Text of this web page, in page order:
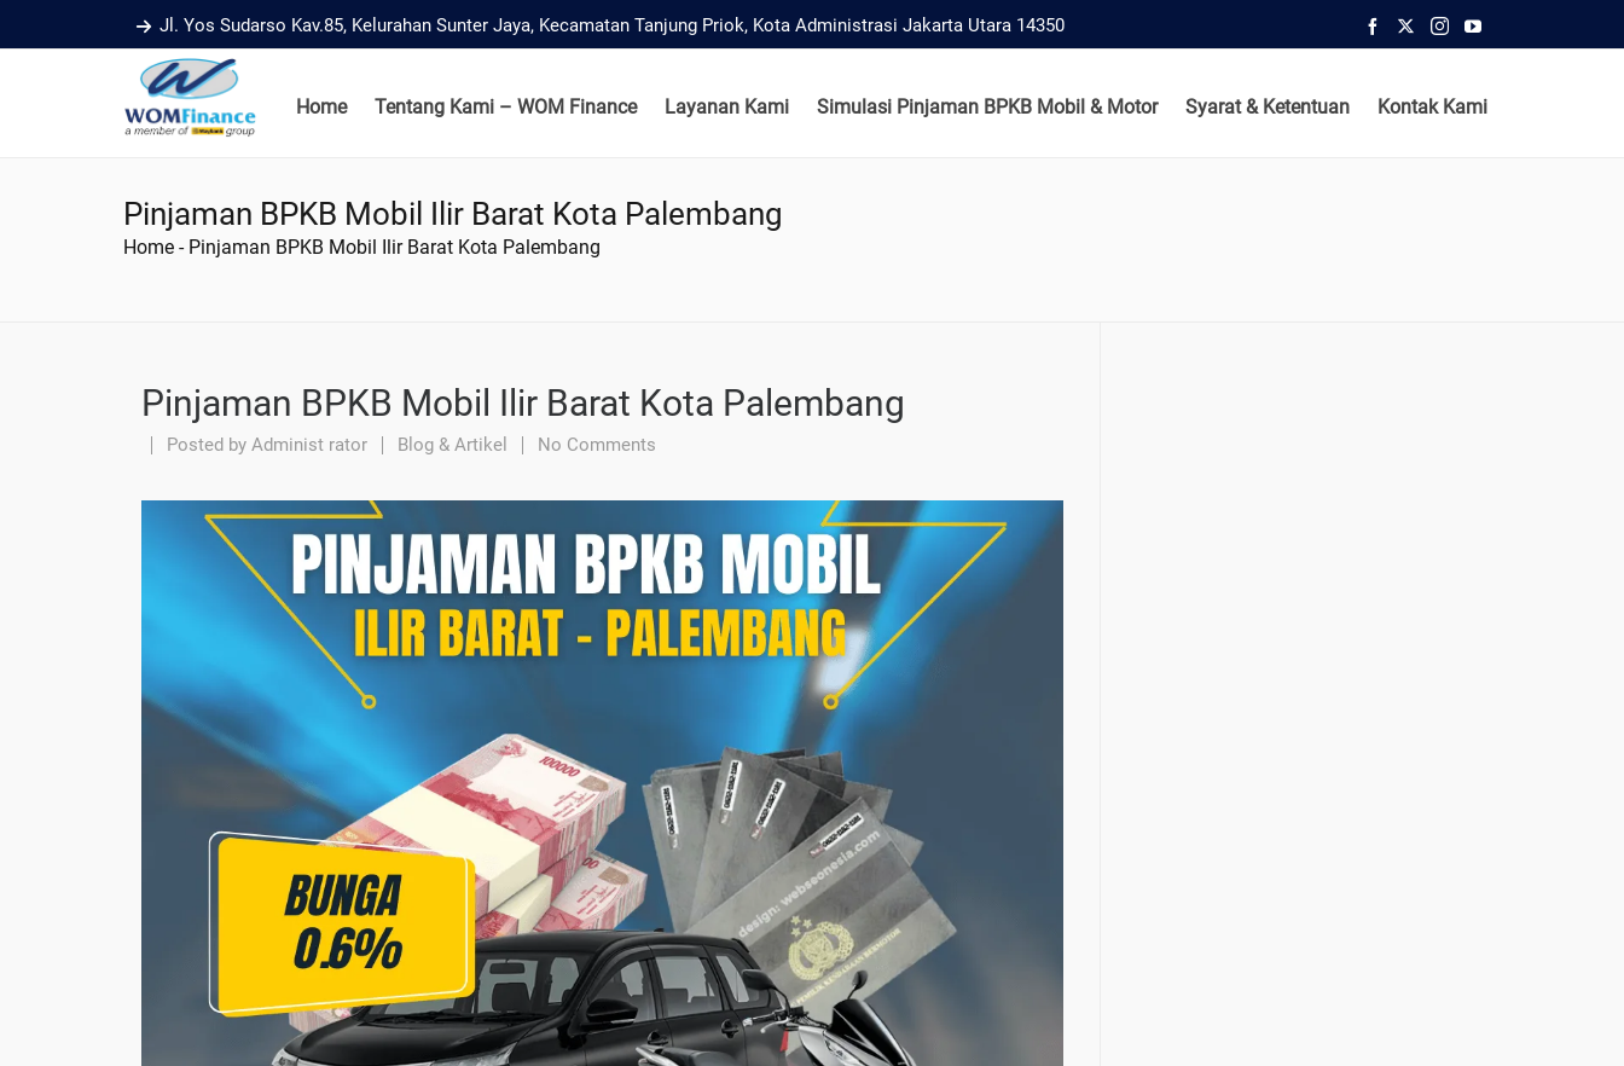
Jl. Yos Sudarso Kav.85, Kelurahan Sunter Jaya, Kecamatan Tanjung Priok, Kota Administrasi Jakarta Utara 14350
Home Tentang Kami – WOM Finance Layanan Kami Simulasi Pinjaman BPKB Mobil & Motor Syarat & Ketentuan Kontak Kami
Pinjaman BPKB Mobil Ilir Barat Kota Palembang
Home - Pinjaman BPKB Mobil Ilir Barat Kota Palembang
Pinjaman BPKB Mobil Ilir Barat Kota Palembang
Posted by Administ rator Blog & Artikel No Comments